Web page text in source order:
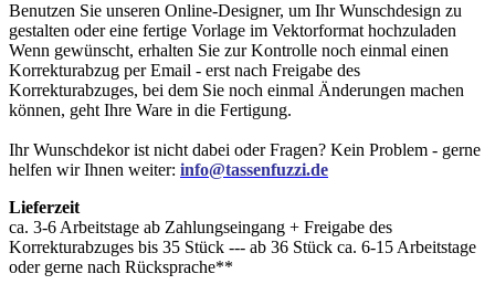
Benutzen Sie unseren Online-Designer, um Ihr Wunschdesign zu
gestalten oder eine fertige Vorlage im Vektorformat hochzuladen
Wenn gewünscht, erhalten Sie zur Kontrolle noch einmal einen
Korrekturabzug per Email - erst nach Freigabe des
Korrekturabzuges, bei dem Sie noch einmal Änderungen machen
können, geht Ihre Ware in die Fertigung.
Ihr Wunschdekor ist nicht dabei oder Fragen? Kein Problem - gerne
helfen wir Ihnen weiter: info@tassenfuzzi.de
Lieferzeit
ca. 3-6 Arbeitstage ab Zahlungseingang + Freigabe des
Korrekturabzuges bis 35 Stück --- ab 36 Stück ca. 6-15 Arbeitstage
oder gerne nach Rücksprache**